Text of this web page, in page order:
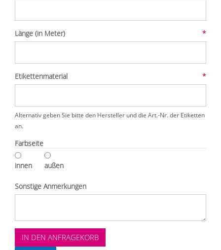
Länge (in Meter) *
Etikettenmaterial *
Alternativ geben Sie bitte den Hersteller und die Art.-Nr. der Etiketten
an.
Farbseite
innen außen
Sonstige Anmerkungen